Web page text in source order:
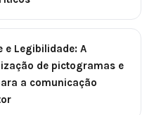
e Legibilidade: A
de pictogramas e
a comunicação